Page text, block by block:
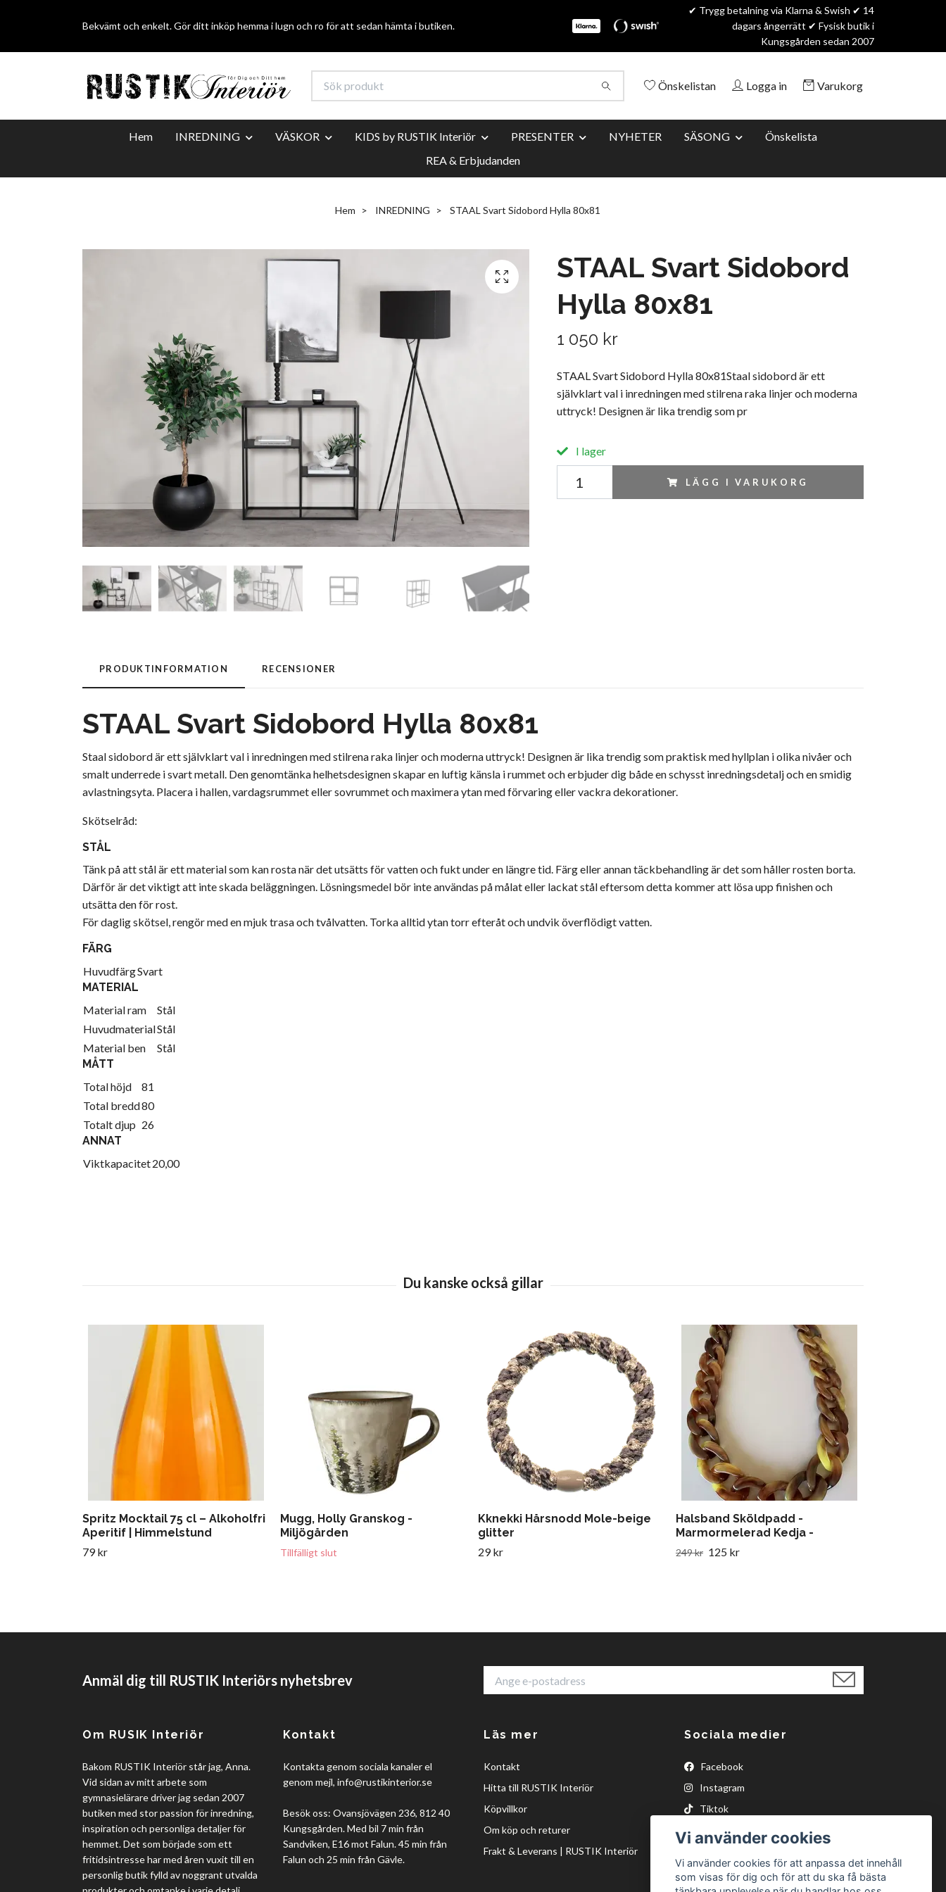
Bekvämt och enkelt. Gör ditt inköp hemma i lugn och ro för att sedan hämta i butiken.
✔ Trygg betalning via Klarna & Swish ✔ 14
dagars ångerrätt ✔ Fysisk butik i
Kungsgården sedan 2007
Önskelistan Logga in Varukorg
Hem INREDNING VÄSKOR KIDS by RUSTIK Interiör PRESENTER NYHETER SÄSONG
Önskelista
REA & Erbjudanden
Hem INREDNING STAAL Svart Sidobord Hylla 80x81
STAAL Svart Sidobord
Hylla 80x81
1 050 kr
STAAL Svart Sidobord Hylla 80x81Staal sidobord är ett
självklart val i inredningen med stilrena raka linjer och moderna
uttryck! Designen är lika trendig som pr
I lager
LÄGG I VARUKORG
PRODUKTINFORMATION RECENSIONER
STAAL Svart Sidobord Hylla 80x81
Staal sidobord är ett självklart val i inredningen med stilrena raka linjer och moderna uttryck! Designen är lika trendig som praktisk med hyllplan i olika nivåer och
smalt underrede i svart metall. Den genomtänka helhetsdesignen skapar en luftig känsla i rummet och erbjuder dig både en schysst inredningsdetalj och en smidig
avlastningsyta. Placera i hallen, vardagsrummet eller sovrummet och maximera ytan med förvaring eller vackra dekorationer.
Skötselråd:
STÅL
Tänk på att stål är ett material som kan rosta när det utsätts för vatten och fukt under en längre tid. Färg eller annan täckbehandling är det som håller rosten borta.
Därför är det viktigt att inte skada beläggningen. Lösningsmedel bör inte användas på målat eller lackat stål eftersom detta kommer att lösa upp finishen och
utsätta den för rost.
För daglig skötsel, rengör med en mjuk trasa och tvålvatten. Torka alltid ytan torr efteråt och undvik överflödigt vatten.
FÄRG
HuvudfärgSvart
MATERIAL
Material ram
Stål
HuvudmaterialStål
Material ben
Stål
MÅTT
Total höjd
81
Total bredd80
Totalt djup 26
ANNAT
Viktkapacitet20,00
Spritz Mocktail 75 cl – Alkoholfri
Aperitif | Himmelstund
79 kr
Mugg, Holly Granskog -
Miljögården
Tillfälligt slut
Kknekki Hårsnodd Mole-beige
glitter
29 kr
Halsband Sköldpadd -
Marmormelerad Kedja -
249 kr 125 kr
Anmäl dig till RUSTIK Interiörs nyhetsbrev
Om RUSIK Interiör
Bakom RUSTIK Interiör står jag, Anna.
Vid sidan av mitt arbete som
gymnasielärare driver jag sedan 2007
butiken med stor passion för inredning,
inspiration och personliga detaljer för
hemmet. Det som började som ett
fritidsintresse har med åren vuxit till en
personlig butik fylld av noggrant utvalda
Kontakt
Kontakta genom sociala kanaler el
genom mejl, info@rustikinterior.se
Besök oss: Ovansjövägen 236, 812 40
Kungsgården. Med bil 7 min från
Sandviken, E16 mot Falun. 45 min från
Falun och 25 min från Gävle.
Läs mer
Kontakt
Hitta till RUSTIK Interiör
Köpvillkor
Om köp och returer
Frakt & Leverans | RUSTIK Interiör
Sociala medier
Facebook
Instagram
Tiktok
Vi använder cookies
Vi använder cookies för att anpassa det innehåll
som visas för dig och för att du ska få bästa